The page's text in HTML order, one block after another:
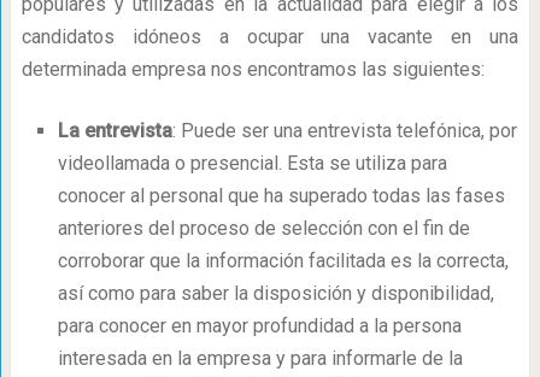
populares y utilizadas en la actualidad para elegir a los
candidatos idóneos a ocupar una vacante en una
determinada empresa nos encontramos las siguientes:
La entrevista: Puede ser una entrevista telefónica, por
videollamada o presencial. Esta se utiliza para
conocer al personal que ha superado todas las fases
anteriores del proceso de selección con el fin de
corroborar que la información facilitada es la correcta,
así como para saber la disposición y disponibilidad,
para conocer en mayor profundidad a la persona
interesada en la empresa y para informarle de la